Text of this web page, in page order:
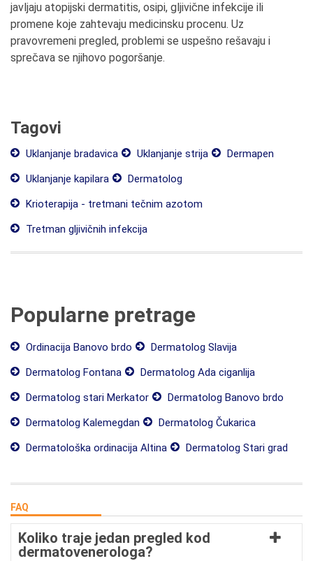
javljaju atopijski dermatitis, osipi, gljivične infekcije ili
promene koje zahtevaju medicinsku procenu. Uz
pravovremeni pregled, problemi se uspešno rešavaju i
sprečava se njihovo pogoršanje.
Tagovi
Uklanjanje bradavica Uklanjanje strija
Dermapen
Uklanjanje kapilara
Dermatolog
Krioterapija - tretmani tečnim azotom
Tretman gljivičnih infekcija
Popularne pretrage
Ordinacija Banovo brdo
Dermatolog Slavija
Dermatolog Fontana
Dermatolog Ada ciganlija
Dermatolog stari Merkator
Dermatolog Banovo brdo
Dermatolog Kalemegdan
Dermatolog Čukarica
Dermatološka ordinacija Altina
Dermatolog Stari grad
FAQ
Koliko traje jedan pregled kod
dermatovenerologa?